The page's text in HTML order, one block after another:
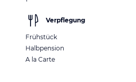
Verpflegung
Frühstück
Halbpension
A la Carte